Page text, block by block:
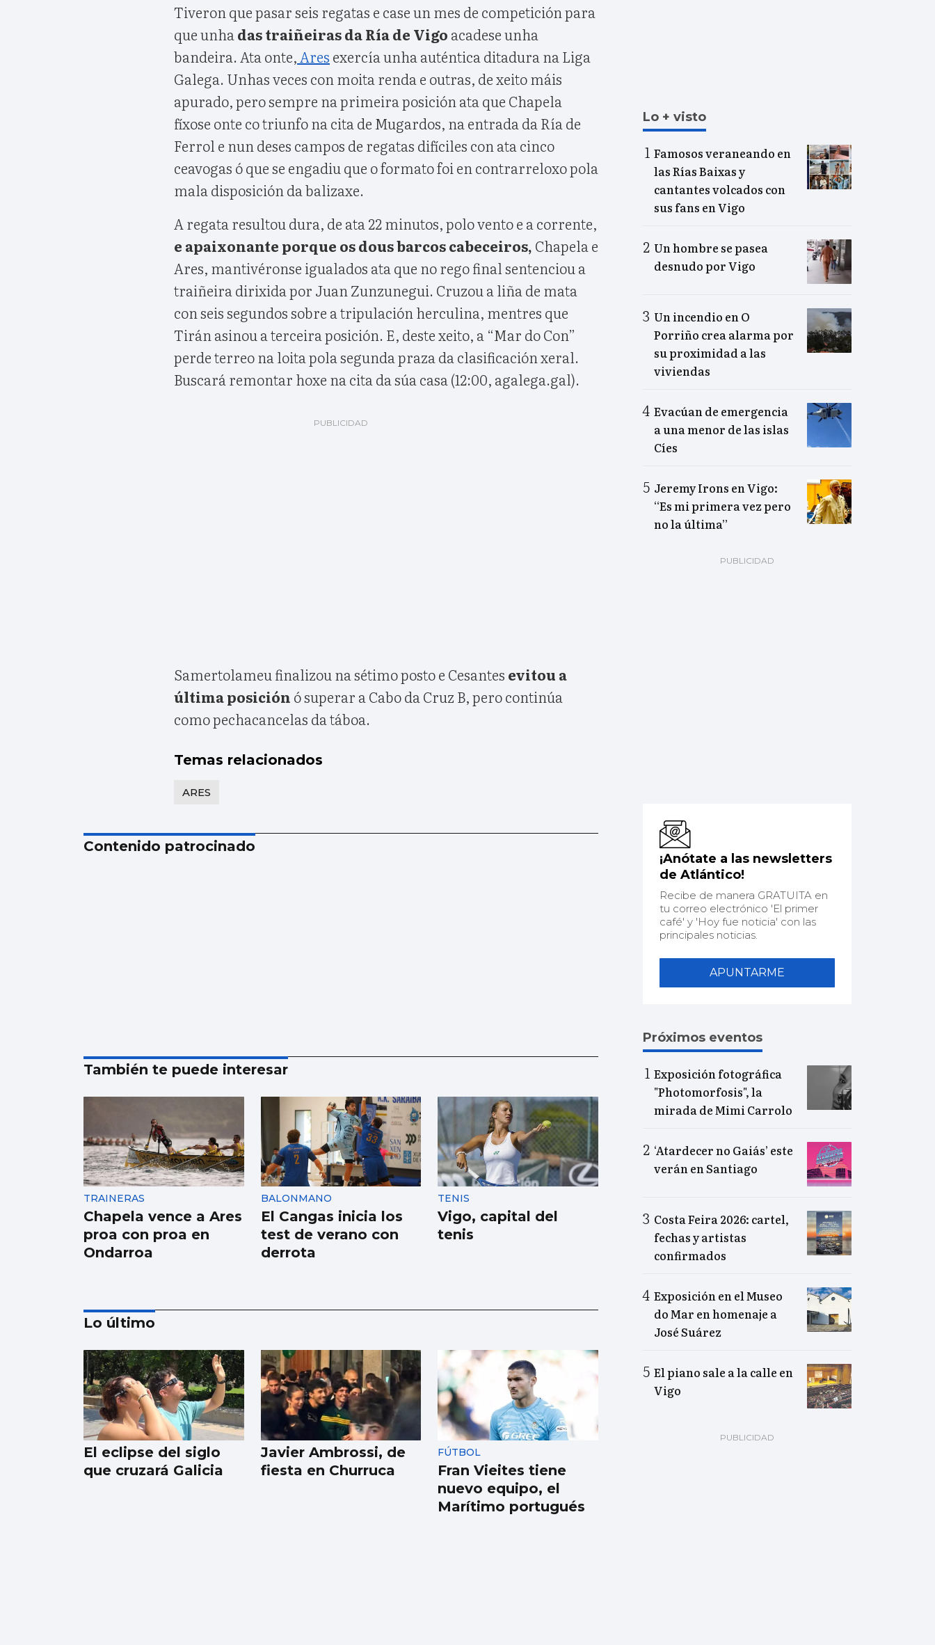
Tiveron que pasar seis regatas e case un mes de competición para
que unha das traiñeiras da Ría de Vigo acadese unha
bandeira. Ata onte, Ares exercía unha auténtica ditadura na Liga
Galega. Unhas veces con moita renda e outras, de xeito máis
apurado, pero sempre na primeira posición ata que Chapela
fíxose onte co triunfo na cita de Mugardos, na entrada da Ría de
Ferrol e nun deses campos de regatas difíciles con ata cinco
ceavogas ó que se engadiu que o formato foi en contrarreloxo pola
mala disposición da balizaxe.
A regata resultou dura, de ata 22 minutos, polo vento e a corrente,
e apaixonante porque os dous barcos cabeceiros, Chapela e
Ares, mantivéronse igualados ata que no rego final sentenciou a
traiñeira dirixida por Juan Zunzunegui. Cruzou a liña de mata
con seis segundos sobre a tripulación herculina, mentres que
Tirán asinou a terceira posición. E, deste xeito, a “Mar do Con”
perde terreo na loita pola segunda praza da clasificación xeral.
Buscará remontar hoxe na cita da súa casa (12:00, agalega.gal).
Samertolameu finalizou na sétimo posto e Cesantes evitou a
última posición ó superar a Cabo da Cruz B, pero continúa
como pechacancelas da táboa.
Temas relacionados
ARES
Contenido patrocinado
También te puede interesar
TRAINERAS
Chapela vence a Ares
proa con proa en
Ondarroa
BALONMANO
El Cangas inicia los
test de verano con
derrota
TENIS
Vigo, capital del
tenis
REMO
Borja con en el
cuatro sin
Lo último
El eclipse del siglo
que cruzará Galicia
Javier Ambrossi, de
fiesta en Churruca
FÚTBOL
Fran Vieites tiene
nuevo equipo, el
Marítimo portugués
Lo + visto
Famosos veraneando en
las Rías Baixas y
cantantes volcados con
sus fans en Vigo
Un hombre se pasea
desnudo por Vigo
Un incendio en O
Porriño crea alarma por
su proximidad a las
viviendas
Evacúan de emergencia
a una menor de las islas
Cíes
Jeremy Irons en Vigo:
“Es mi primera vez pero
no la última”
¡Anótate a las newsletters
de Atlántico!
Recibe de manera GRATUITA en
tu correo electrónico 'El primer
café' y 'Hoy fue noticia' con las
principales noticias.
APUNTARME
Próximos eventos
Exposición fotográfica
"Photomorfosis", la
mirada de Mimi Carrolo
‘Atardecer no Gaiás’ este
verán en Santiago
Costa Feira 2026: cartel,
fechas y artistas
confirmados
Exposición en el Museo
do Mar en homenaje a
José Suárez
El piano sale a la calle en
Vigo